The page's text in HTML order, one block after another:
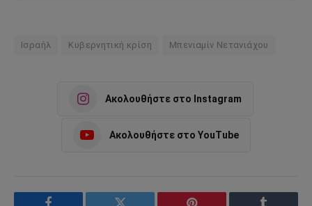
Ισραήλ Κυβερνητική κρίση Μπενιαμίν Νετανιάχου
Ακολουθήστε στο Instagram
Ακολουθήστε στο YouTube